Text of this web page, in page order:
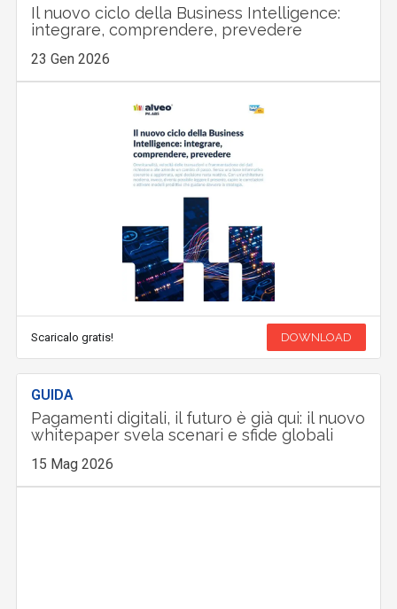
Il nuovo ciclo della Business Intelligence:
integrare, comprendere, prevedere
23 Gen 2026
Scaricalo gratis! DOWNLOAD
GUIDA
Pagamenti digitali, il futuro è già qui: il nuovo
whitepaper svela scenari e sfide globali
15 Mag 2026